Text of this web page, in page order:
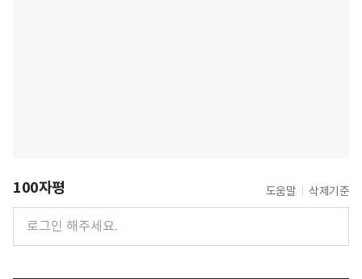
100자평 도움말 삭제기준